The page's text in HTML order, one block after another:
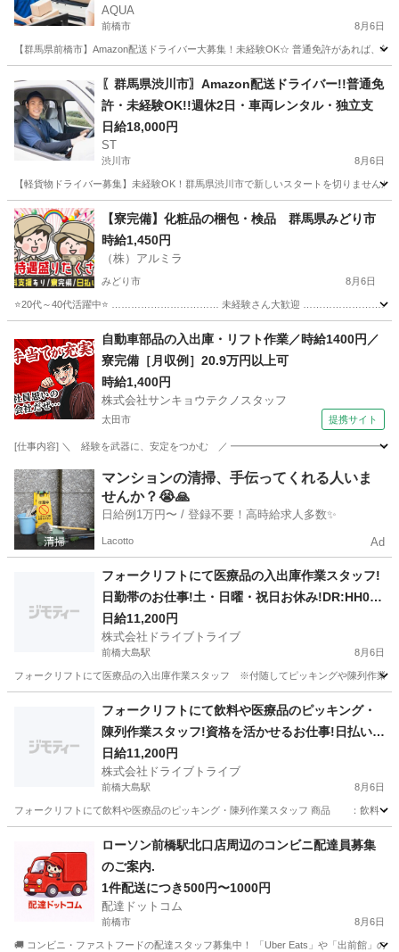
AQUA
前橋市 8月6日
【群馬県前橋市】Amazon配送ドライバー大募集！未経験OK☆ 普通免許があれば、
ドライバー Amazon
〖群馬県渋川市〗Amazon配送ドライバー!!普通免
許・未経験OK!!週休2日・車両レンタル・独立支
日給18,000円
ST
渋川市 8月6日
【軽貨物ドライバー募集】未経験OK！群馬県渋川市で新しいスタートを切りません
群馬 渋川市 ドライバー Amazon
【寮完備】化粧品の梱包・検品 群馬県みどり市
時給1,450円
（株）アルミラ
みどり市 8月6日
⭐20代～40代活躍中⭐ …………………………… 未経験さん大歓迎 …………………………… 今ま
倉庫 スタッフ
自動車部品の入出庫・リフト作業／時給1400円／
寮完備［月収例］20.9万円以上可
時給1,400円
株式会社サンキョウテクノスタッフ
太田市 提携サイト
[仕事内容] ＼ 経験を武器に、安定をつかむ ／ ━━━━━━━━━━━━━━━━━━ ◎日勤
群馬 太田市 その他
マンションの清掃、手伝ってくれる人いま
せんか？😭🙏
日給例1万円〜 / 登録不要！高時給求人多数✨
Lacotto Ad
フォークリフトにて医療品の入出庫作業スタッフ!
日勤帯のお仕事!土・日曜・祝日お休み!DR:HH018
-01
日給11,200円
株式会社ドライブトライブ
前橋大島駅 8月6日
フォークリフトにて医療品の入出庫作業スタッフ ※付随してピッキングや陳列作
前橋大島駅 スタッフ
フォークリフトにて飲料や医療品のピッキング・
陳列作業スタッフ!資格を活かせるお仕事!日払い対
応可能!DR:HH017-01Y
日給11,200円
株式会社ドライブトライブ
前橋大島駅 8月6日
フォークリフトにて飲料や医療品のピッキング・陳列作業スタッフ 商品 ：飲料・
前橋大島駅 倉庫 スタッフ
ローソン前橋駅北口店周辺のコンビニ配達員募集
のご案内.
1件配送につき500円〜1000円
配達ドットコム
前橋市 8月6日
🚚 コンビニ・ファストフードの配達スタッフ募集中！ 「Uber Eats」や「出前館」の